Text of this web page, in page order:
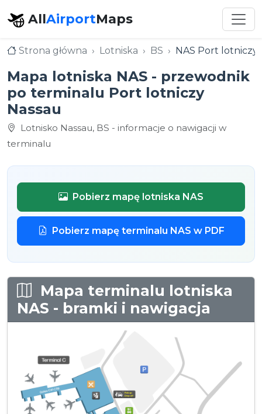
AllAirportMaps
Strona główna Lotniska BS NAS Port lotniczy
Mapa lotniska NAS - przewodnik
po terminalu Port lotniczy
Nassau
Lotnisko Nassau, BS - informacje o nawigacji w
terminalu
Pobierz mapę lotniska NAS
Pobierz mapę terminalu NAS w PDF
Mapa terminalu lotniska
NAS - bramki i nawigacja